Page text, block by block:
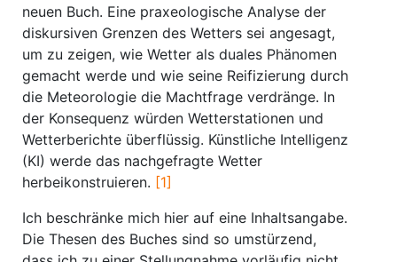
neuen Buch. Eine praxeologische Analyse der
diskursiven Grenzen des Wetters sei angesagt,
um zu zeigen, wie Wetter als duales Phänomen
gemacht werde und wie seine Reifizierung durch
die Meteorologie die Machtfrage verdränge. In
der Konsequenz würden Wetterstationen und
Wetterberichte überflüssig. Künstliche Intelligenz
(KI) werde das nachgefragte Wetter
herbeikonstruieren. [1]
Ich beschränke mich hier auf eine Inhaltsangabe.
Die Thesen des Buches sind so umstürzend,